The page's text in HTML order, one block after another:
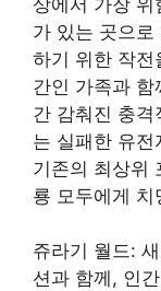
가 있는 곳으
하기 위한 작전
간인 가족과 함
간 감춰진 충격
는 실패한 유
기존의 최상위
룡 모두에게 치
쥬라기 월드:
션과 함께, 인